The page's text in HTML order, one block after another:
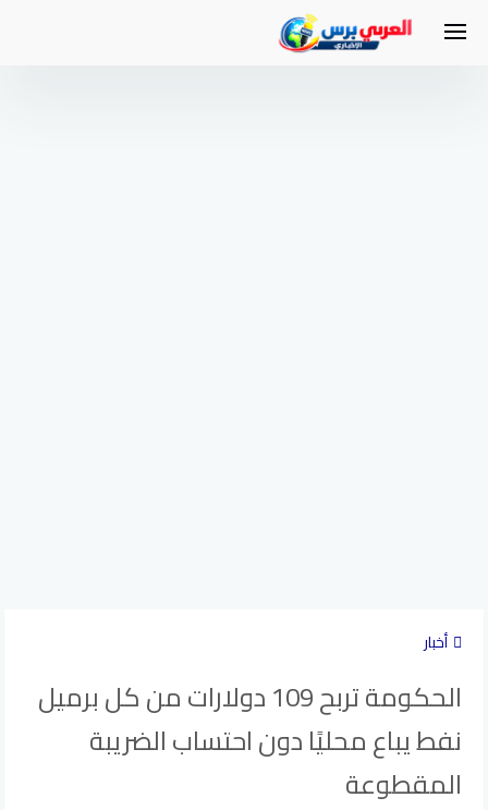
أخبار
الحكومة تربح 109 دولارات من كل برميل
نفط يباع محليًا دون احتساب الضريبة
المقطوعة